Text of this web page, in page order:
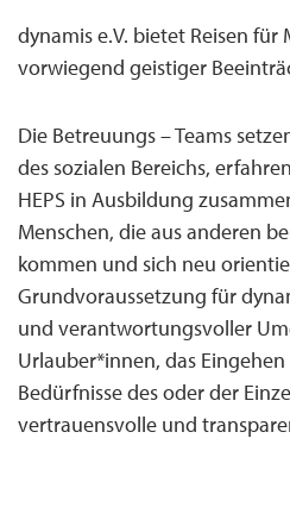
dynamis e.V. bietet Reisen für
vorwiegend geistiger
Die Betreuungs – Teams
des sozialen Bereichs,
HEPS in Ausbildung
Menschen, die aus anderen
kommen und sich neu
Grundvoraussetzung für
und verantwortungsvoller
Urlauber*innen, das
Bedürfnisse des oder der
vertrauensvolle und